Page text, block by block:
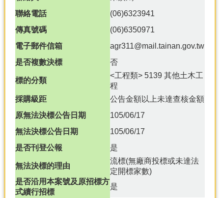
覽
分
檢
回
頁
府
首
聯絡電話
(06)6323941
傳真號碼
(06)6350971
電子郵件信箱
agr311@mail.tainan.gov.tw
是否複數決標
否
標的分類
<工程類> 5139 其他土木工
程
採購級距
公告金額以上未達查核金額
原無法決標公告日期
105/06/17
無法決標公告日期
105/06/17
是否刊登公報
是
無法決標的理由
流標(無廠商投標或未達法
定開標家數)
是否沿用本案號及原招標方
式續行招標
是